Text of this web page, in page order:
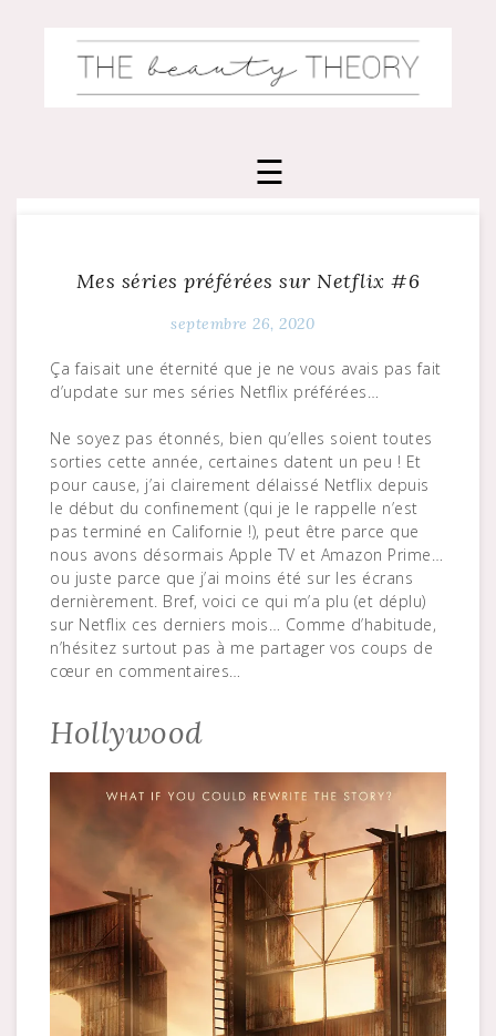
Mes séries préférées sur Netflix #6
septembre 26, 2020
Ça faisait une éternité que je ne vous avais pas fait
d’update sur mes séries Netflix préférées…
Ne soyez pas étonnés, bien qu’elles soient toutes
sorties cette année, certaines datent un peu ! Et
pour cause, j’ai clairement délaissé Netflix depuis
le début du confinement (qui je le rappelle n’est
pas terminé en Californie !), peut être parce que
nous avons désormais Apple TV et Amazon Prime…
ou juste parce que j’ai moins été sur les écrans
dernièrement. Bref, voici ce qui m’a plu (et déplu)
sur Netflix ces derniers mois… Comme d’habitude,
n’hésitez surtout pas à me partager vos coups de
cœur en commentaires…
Hollywood